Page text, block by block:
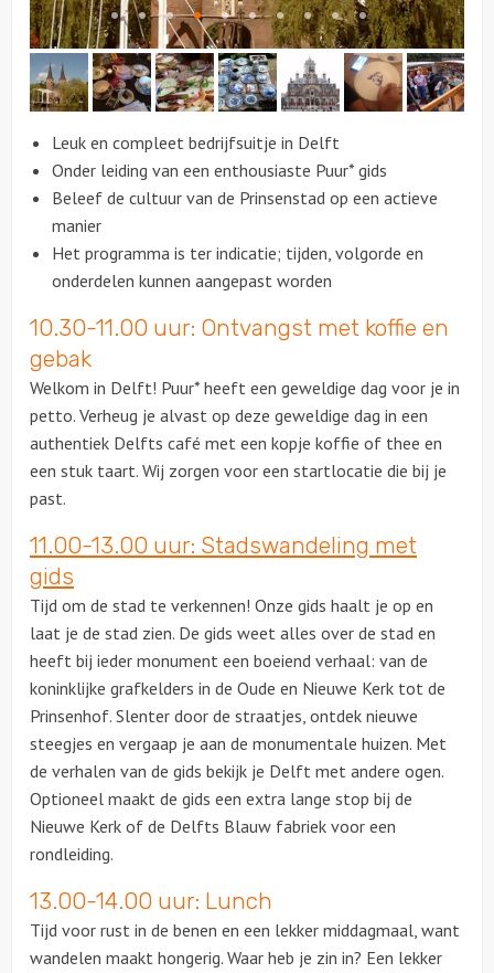
Citygames
Quizzen en spellen
Speurtochten
Dinerspellen
Workshops
Creatieve workshops
Culinaire workshops
Ludieke workshops
Muzikale workshops
Teamtrainingen
Proeverijen
Rondleidingen
Wandelingen
Segwaytours
Leuk en compleet bedrijfsuitje in Delft
Onder leiding van een enthousiaste Puur* gids
Beleef de cultuur van de Prinsenstad op een actieve
manier
Het programma is ter indicatie; tijden, volgorde en
onderdelen kunnen aangepast worden
10.30-11.00 uur: Ontvangst met koffie en
gebak
Welkom in Delft! Puur* heeft een geweldige dag voor je in
petto. Verheug je alvast op deze geweldige dag in een
authentiek Delfts café met een kopje koffie of thee en
een stuk taart. Wij zorgen voor een startlocatie die bij je
past.
11.00-13.00 uur: Stadswandeling met
gids
Tijd om de stad te verkennen! Onze gids haalt je op en
laat je de stad zien. De gids weet alles over de stad en
heeft bij ieder monument een boeiend verhaal: van de
koninklijke grafkelders in de Oude en Nieuwe Kerk tot de
Prinsenhof. Slenter door de straatjes, ontdek nieuwe
steegjes en vergaap je aan de monumentale huizen. Met
de verhalen van de gids bekijk je Delft met andere ogen.
Optioneel maakt de gids een extra lange stop bij de
Nieuwe Kerk of de Delfts Blauw fabriek voor een
rondleiding.
13.00-14.00 uur: Lunch
Tijd voor rust in de benen en een lekker middagmaal, want
wandelen maakt hongerig. Waar heb je zin in? Een lekker